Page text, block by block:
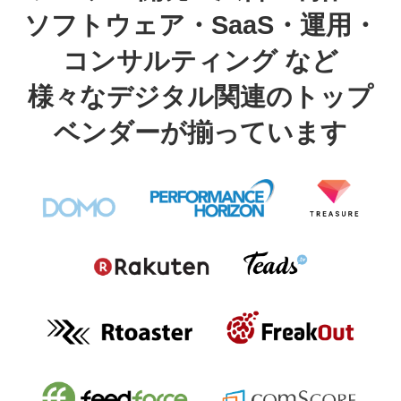
ソフトウェア・SaaS・運用・
コンサルティング など
様々なデジタル関連のトップ
ベンダーが揃っています